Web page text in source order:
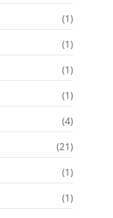
(1)
(1)
(1)
(1)
(4)
(21)
(1)
(1)